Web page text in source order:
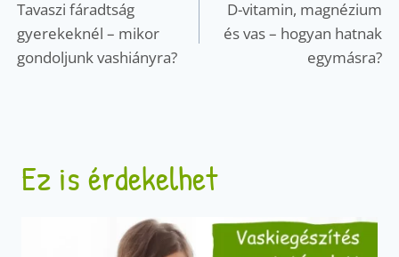
navigáció
Tavaszi fáradtság
gyerekeknél – mikor
gondoljunk vashiányra?
D-vitamin, magnézium
és vas – hogyan hatnak
egymásra?
Ez is érdekelhet